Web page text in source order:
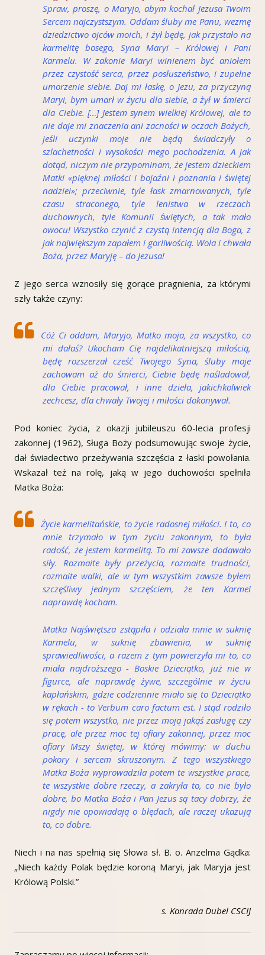
Spraw, proszę, o Maryjo, abym kochał Jezusa Twoim
Sercem najczystszym. Oddam śluby me Panu, wezmę
dziedzictwo ojców moich, i żył będę, jak przystało na
karmelitę bosego, Syna Maryi – Królowej i Pani
Karmelu. W zakonie Maryi winienem być aniołem
przez czystość serca, przez posłuszeństwo, i zupełne
umorzenie siebie. Daj mi łaskę, o Jezu, za przyczyną
Maryi, bym umarł w życiu dla siebie, a żył w śmierci
dla Ciebie. […] Jestem synem wielkiej Królowej, ale to
nie daje mi znaczenia ani zacności w oczach Bożych,
jeśli uczynki moje nie będą świadczyły o
szlachetności i wysokości mego pochodzenia. A jak
dotąd, niczym nie przypominam, że jestem dzieckiem
Matki «pięknej miłości i bojaźni i poznania i świętej
nadziei»; przeciwnie, tyle łask zmarnowanych, tyle
czasu straconego, tyle lenistwa w rzeczach
duchownych, tyle Komunii świętych, a tak mało
owocu! Wszystko czynić z czystą intencją dla Boga, z
jak największym zapałem i gorliwością. Wola i chwała
Boża, przez Maryję – do Jezusa!
Z jego serca wznosiły się gorące pragnienia, za którymi
szły także czyny:
Cóż Ci oddam, Maryjo, Matko moja, za wszystko, co
mi dałaś? Ukocham Cię najdelikatniejszą miłością,
będę rozszerzał cześć Twojego Syna, śluby moje
zachowam aż do śmierci, Ciebie będę naśladował,
dla Ciebie pracował, i inne dzieła, jakichkolwiek
zechcesz, dla chwały Twojej i miłości dokonywał.
Pod koniec życia, z okazji jubileuszu 60-lecia profesji
zakonnej (1962), Sługa Boży podsumowując swoje życie,
dał świadectwo przeżywania szczęścia z łaski powołania.
Wskazał też na rolę, jaką w jego duchowości spełniła
Matka Boża:
Życie karmelitańskie, to życie radosnej miłości. I to, co
mnie trzymało w tym życiu zakonnym, to była
radość, że jestem karmelitą. To mi zawsze dodawało
siły. Rozmaite były przeżycia, rozmaite trudności,
rozmaite walki, ale w tym wszystkim zawsze byłem
szczęśliwy jednym szczęściem, że ten Karmel
naprawdę kocham.
Matka Najświętsza zstąpiła i odziała mnie w suknię
Karmelu, w suknię zbawienia, w suknię
sprawiedliwości, a razem z tym powierzyła mi to, co
miała najdroższego- Boskie Dzieciątko, już nie w
figurce, ale naprawdę żywe, szczególnie w życiu
kapłańskim, gdzie codziennie miało się to Dzieciątko
w rękach- to Verbum caro factum est. I stąd rodziło
się potem wszystko, nie przez moją jakąś zasługę czy
pracę, ale przez moc tej ofiary zakonnej, przez moc
ofiary Mszy świętej, w której mówimy: w duchu
pokory i sercem skruszonym. Z tego wszystkiego
Matka Boża wyprowadziła potem te wszystkie prace,
te wszystkie dobre rzeczy, a zakryła to, co nie było
dobre, bo Matka Boża i Pan Jezus są tacy dobrzy, że
nigdy nie opowiadają o błędach, ale raczej ukazują
to, co dobre.
Niech i na nas spełnią się Słowa sł. B. o. Anzelma Gądka:
„Niech każdy Polak będzie koroną Maryi, jak Maryja jest
Królową Polski.”
s. Konrada Dubel CSCIJ